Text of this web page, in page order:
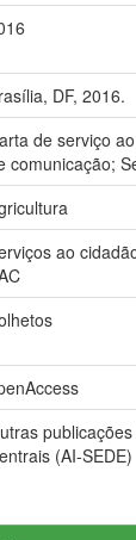
DF, 2016.
de serviço
comunicação;
ao
(AI-SEDE)